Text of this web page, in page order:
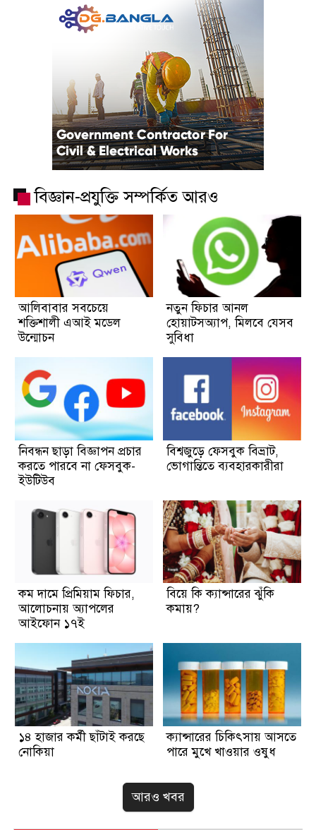
বিজ্ঞান-প্রযুক্তি সম্পর্কিত আরও
আলিবাবার সবচেয়ে
শক্তিশালী এআই মডেল
উন্মোচন
নতুন ফিচার আনল
হোয়াটসঅ্যাপ, মিলবে যেসব
সুবিধা
নিবন্ধন ছাড়া বিজ্ঞাপন প্রচার
করতে পারবে না ফেসবুক-
ইউটিউব
বিশ্বজুড়ে ফেসবুক বিভ্রাট,
ভোগান্তিতে ব্যবহারকারীরা
কম দামে প্রিমিয়াম ফিচার,
আলোচনায় অ্যাপলের
আইফোন ১৭ই
বিয়ে কি ক্যান্সারের ঝুঁকি
কমায়?
১৪ হাজার কর্মী ছাঁটাই করছে
নোকিয়া
ক্যান্সারের চিকিৎসায় আসতে
পারে মুখে খাওয়ার ওষুধ
আরও খবর